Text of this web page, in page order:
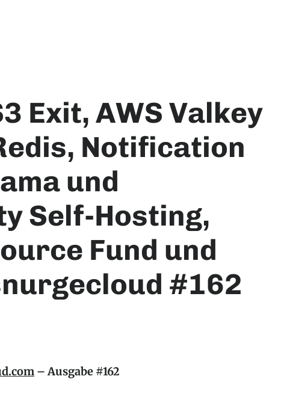
Exit, AWS Valkey
Notification
und
Self-Hosting,
Fund und
#162
– Ausgabe #162